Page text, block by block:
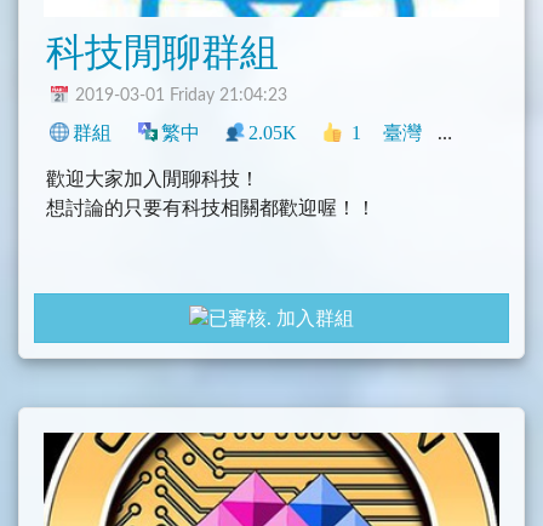
科技閒聊群組
2019-03-01 Friday 21:04:23
群組 繁中 2.05K 1 臺灣 科技
歡迎大家加入閒聊科技！
想討論的只要有科技相關都歡迎喔！！
加入群組